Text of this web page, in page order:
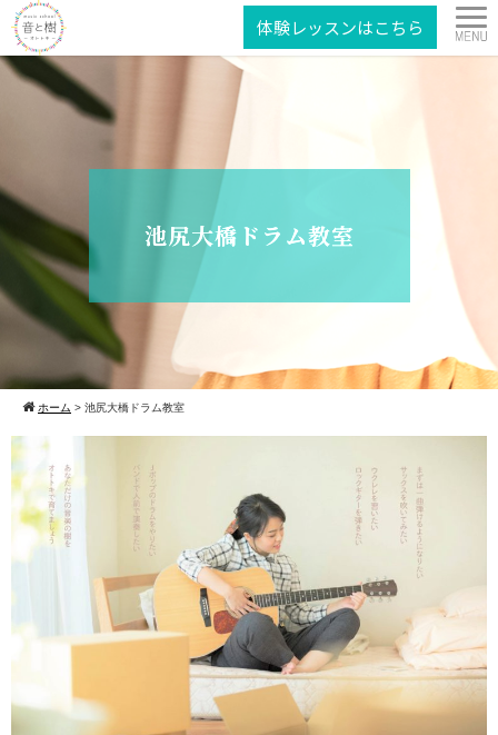
体験レッスンはこちら
池尻大橋ドラム教室
ホーム > 池尻大橋ドラム教室